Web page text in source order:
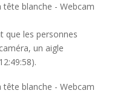
tête blanche - Webcam
que les personnes
un aigle
tête blanche - Webcam